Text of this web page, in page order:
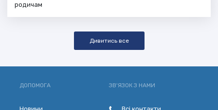
родичам
Дивитись все
ДОПОМОГА ЗВ'ЯЗОК З НАМИ